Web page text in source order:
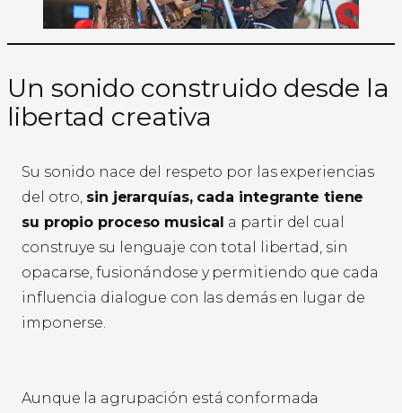
Un sonido construido desde la
libertad creativa
Su sonido nace del respeto por las experiencias
del otro, sin jerarquías, cada integrante tiene
su propio proceso musical a partir del cual
construye su lenguaje con total libertad, sin
opacarse, fusionándose y permitiendo que cada
influencia dialogue con las demás en lugar de
imponerse.
Aunque la agrupación está conformada